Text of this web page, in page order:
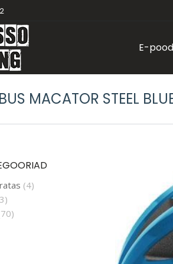
E-pood
MACATOR STEEL
(4)